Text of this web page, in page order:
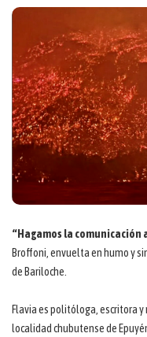
“Hagamos la comunicación
Broffoni, envuelta en humo y
de Bariloche.
Flavia es politóloga, escritora
localidad chubutense de